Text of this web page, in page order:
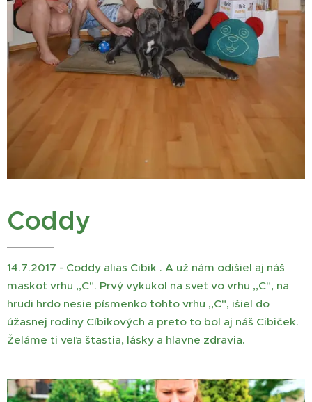
Coddy
14.7.2017 - Coddy alias Cibik . A už nám odišiel aj náš
maskot vrhu ,,C". Prvý vykukol na svet vo vrhu ,,C", na
hrudi hrdo nesie písmenko tohto vrhu ,,C", išiel do
úžasnej rodiny Cíbikových a preto to bol aj náš Cibiček.
Želáme ti veľa štastia, lásky a hlavne zdravia.